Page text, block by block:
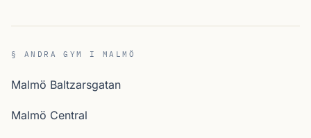
§ ANDRA GYM I MALMÖ
Malmö Baltzarsgatan
Malmö Central